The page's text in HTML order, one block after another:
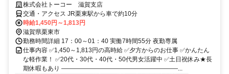
株式会社トーコー 滋賀支店
交通・アクセス JR栗東駅から車で約10分
時給1,450円～1,813円
滋賀県栗東市
勤務時間詳細 17：00～01：40 実働7時間55分 夜勤専属
仕事内容 ✅1,450～1,813円の高時給 ✅夕方からのお仕事 ✅かんたん
な軽作業！ ✅20代・30代・40代・50代男女活躍中 ✅土日祝休み★長
期休暇もあり ―――――――――――――――――――...